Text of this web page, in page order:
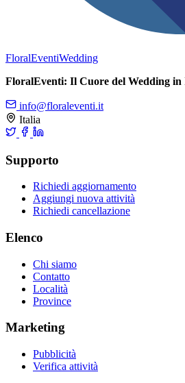
FloralEventiWedding
FloralEventi: Il Cuore del Wedding in
info@floraleventi.it
Italia
Supporto
Richiedi aggiornamento
Aggiungi nuova attività
Richiedi cancellazione
Elenco
Chi siamo
Contatto
Località
Province
Marketing
Pubblicità
Verifica attività